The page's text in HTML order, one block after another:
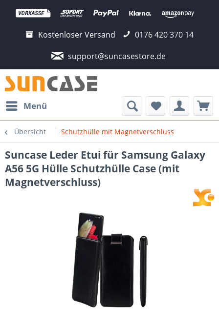
Kostenloser Versand
0176 420 370 14
support@suncasestore.de
Menü
Übersicht Schutzhülle mit Magnetverschluss
Suncase Leder Etui für Samsung Galaxy
A56 5G Hülle Schutzhülle Case (mit
Magnetverschluss)